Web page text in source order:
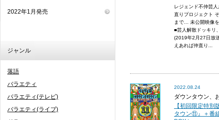
2022年1月発売
ジャンル
落語
バラエティ
バラエティ(テレビ)
バラエティ(ライブ)
レジェンド不仲芸
直りプロジェクト
まで… 未公開映像
■芸人解散ドッキリ
(2019年2月27日放
えあれば仲直り...
2022.08.24
ダウンタウン、
【初回限定特
タウン⑪』＋番